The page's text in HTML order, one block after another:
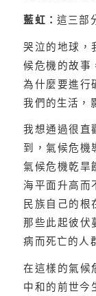
藍虹：這三部
哭泣的地球，
候危機的故事
為什麼要進行
我們的生活，
我想通過很直
到，氣候危機
氣候危機乾旱
海平面升高而
民族自己的根
那些此起彼伏
病而死亡的人
在這樣的氣候
中和的前世今